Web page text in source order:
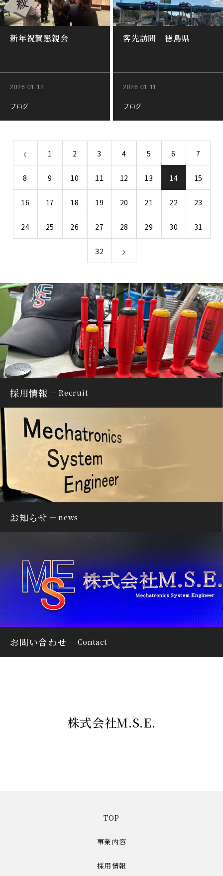
新年祝賀懇親会
2026.01.12
ブログ
客先訪問 徳島県
2026.01.11
ブログ
1 2 3 4 5 6 7
8 9 10 11 12 13 14 15
16 17 18 19 20 21 22 23
24 25 26 27 28 29 30 31
32
採用情報 Recruit
お知らせ news
お問い合わせ Contact
株式会社M.S.E.
TOP
事業内容
採用情報